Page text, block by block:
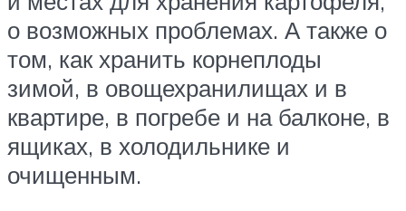
о возможных проблемах. А также о
том, как хранить корнеплоды
зимой, в овощехранилищах и в
квартире, в погребе и на балконе, в
ящиках, в холодильнике и
очищенным.